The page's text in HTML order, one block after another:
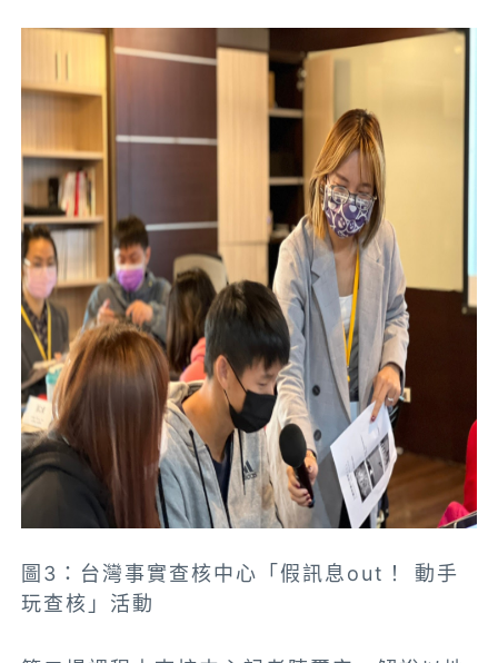
圖3：台灣事實查核中心「假訊息out！ 動手
玩查核」活動